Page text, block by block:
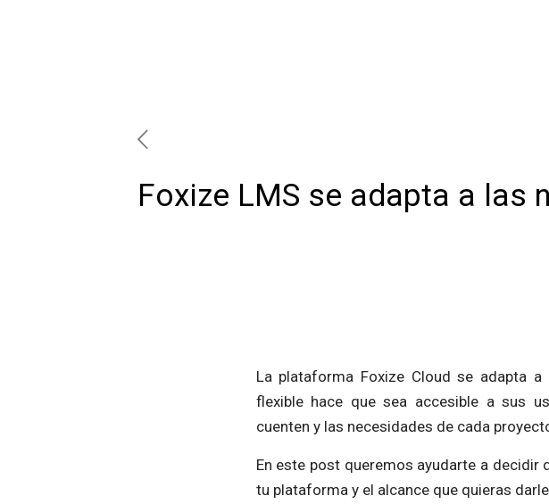
Foxize LMS se adapta a las
La plataforma Foxize Cloud se adapta
flexible hace que sea accesible a sus
cuenten y las necesidades de cada
En este post queremos ayudarte a decidir
tu plataforma y el alcance que quieras